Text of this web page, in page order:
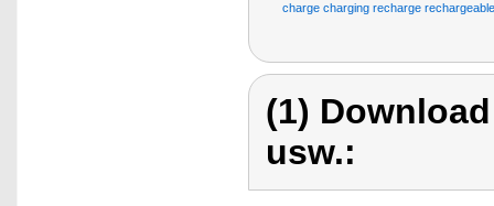
charge charging recharge
(1)
usw.: